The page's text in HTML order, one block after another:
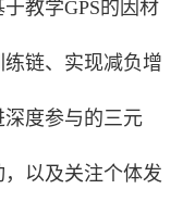
教学GPS的因材
链、实现减负增
度参与的三元
，以及关注个体发